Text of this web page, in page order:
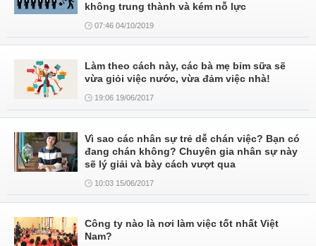
không trung thành và kém nỗ lực
07:46 04/10/2019
Làm theo cách này, các bà mẹ bỉm sữa sẽ
vừa giỏi việc nước, vừa đảm việc nhà!
19:06 19/06/2017
Vì sao các nhân sự trẻ dễ chán việc? Bạn có
đang chán không? Chuyên gia nhân sự này
sẽ lý giải và bày cách vượt qua
10:03 15/06/2017
Công ty nào là nơi làm việc tốt nhất Việt
Nam?